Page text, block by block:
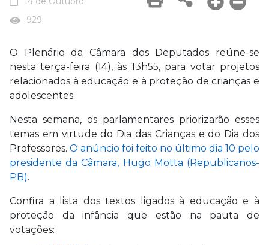
929
O Plenário da Câmara dos Deputados reúne-se
nesta terça-feira (14), às 13h55, para votar projetos
relacionados à educação e à proteção de crianças e
adolescentes.
Nesta semana, os parlamentares priorizarão esses
temas em virtude do Dia das Crianças e do Dia dos
Professores. O anúncio foi feito no último dia 10 pelo
presidente da Câmara, Hugo Motta (Republicanos-
PB).
Confira a lista dos textos ligados à educação e à
proteção da infância que estão na pauta de
votações: